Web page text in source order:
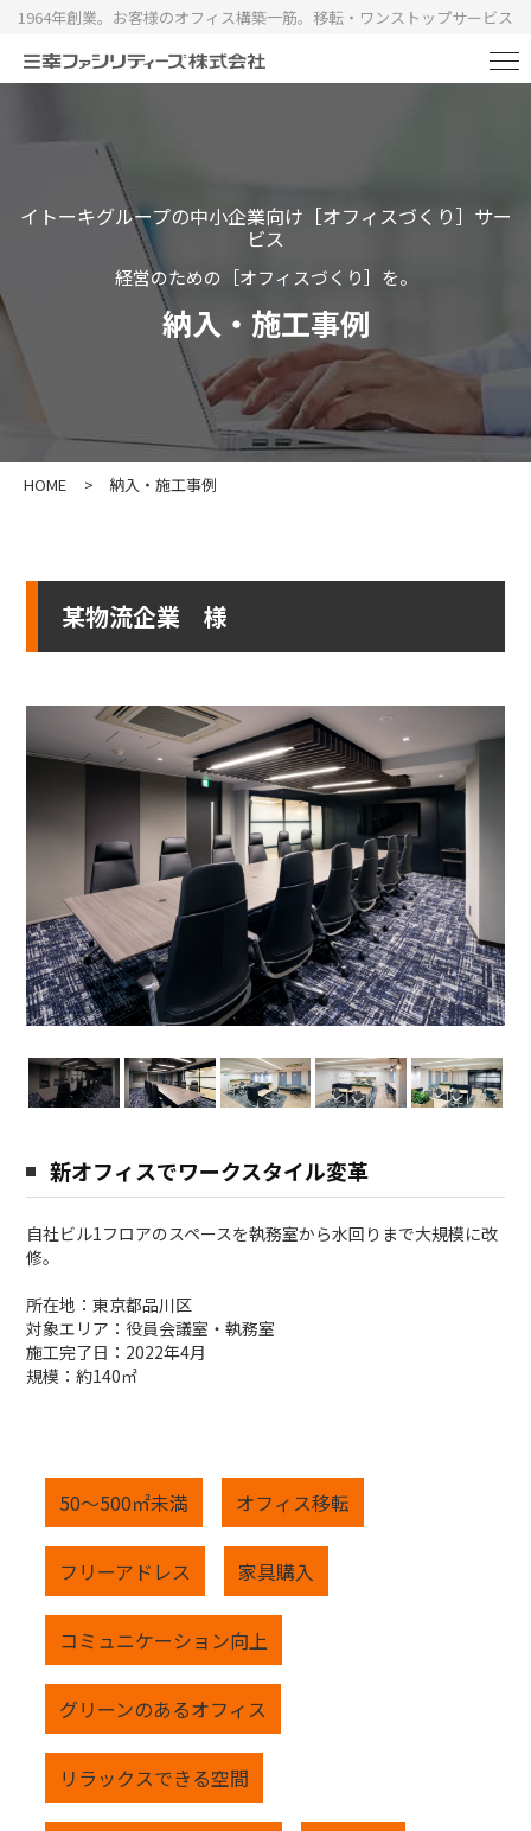
1964年創業。お客様のオフィス構築一筋。移転・ワンストップサービス
イトーキグループの中小企業向け［オフィスづくり］サー
ビス
経営のための［オフィスづくり］を。
納入・施工事例
HOME > 納入・施工事例
某物流企業 様
新オフィスでワークスタイル変革
自社ビル1フロアのスペースを執務室から水回りまで大規模に改
修。
所在地：東京都品川区
対象エリア：役員会議室・執務室
施工完了日：2022年4月
規模：約140㎡
50～500㎡未満 オフィス移転
フリーアドレス 家具購入
コミュニケーション向上
グリーンのあるオフィス
リラックスできる空間